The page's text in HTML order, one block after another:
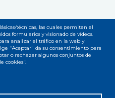
Cookies
técnicas, las cuales permiten el
formularios y visionado de vídeos.
analizar el tráfico en la web y
"Aceptar" da su consentimiento para
o rechazar algunos conjuntos de
cookies".